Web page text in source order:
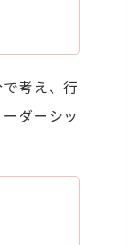
考え、行
ダーシッ